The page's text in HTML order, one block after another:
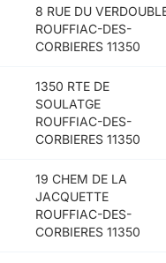
8 RUE DU
ROUFFIAC-DES-
CORBIERES 11350
1350 RTE DE
SOULATGE
ROUFFIAC-DES-
CORBIERES 11350
19 CHEM DE LA
JACQUETTE
ROUFFIAC-DES-
CORBIERES 11350